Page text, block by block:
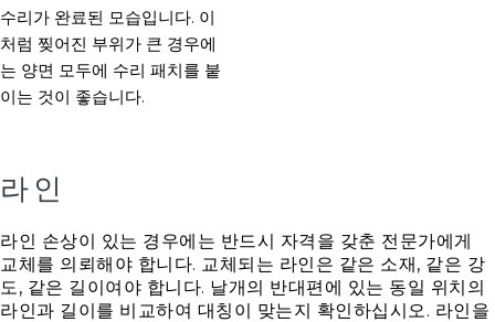
수리가 완료된 모습입니다. 이
처럼 찢어진 부위가 큰 경우에
는 양면 모두에 수리 패치를 붙
이는 것이 좋습니다.
라인
라인 손상이 있는 경우에는 반드시 자격을 갖춘 전문가에게
교체를 의뢰해야 합니다. 교체되는 라인은 같은 소재, 같은 강
도, 같은 길이여야 합니다. 날개의 반대편에 있는 동일 위치의
라인과 길이를 비교하여 대칭이 맞는지 확인하십시오. 라인을